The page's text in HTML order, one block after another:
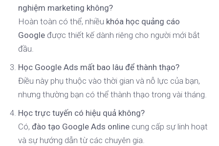
nghiệm marketing không?
Hoàn toàn có thể, nhiều khóa học quảng cáo
Google được thiết kế dành riêng cho người mới bắt
đầu.
Học Google Ads mất bao lâu để thành thạo?
Điều này phụ thuộc vào thời gian và nỗ lực của bạn,
nhưng thường bạn có thể thành thạo trong vài tháng.
Học trực tuyến có hiệu quả không?
Có,đào tạo Google Ads online cung cấp sự linh hoạt
và sự hướng dẫn từ các chuyên gia.